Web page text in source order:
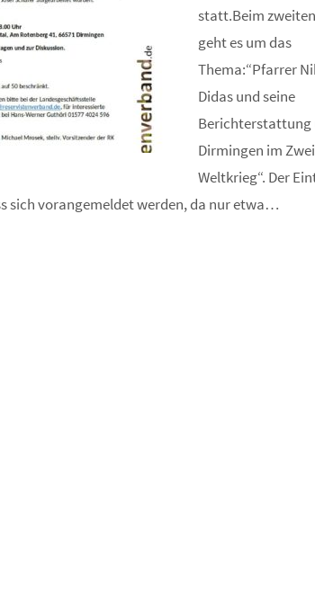
statt.Beim
geht es um das
Thema:“Pfarrer
Didas und seine
Berichterstattung
Dirmingen im
Weltkrieg“. Der
sich vorangemeldet werden, da nur etwa…